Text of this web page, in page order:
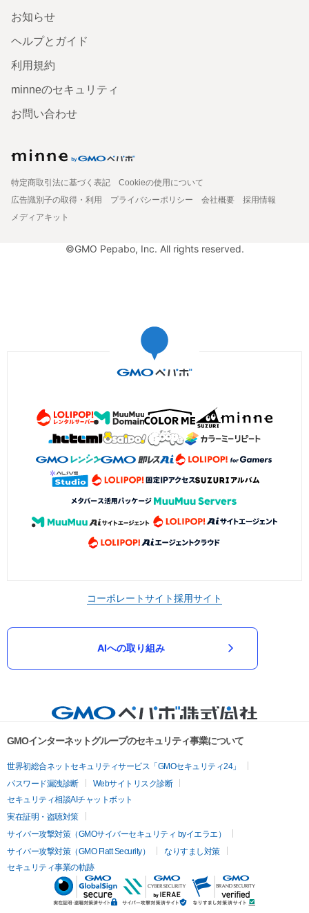
お知らせ
ヘルプとガイド
利用規約
minneのセキュリティ
お問い合わせ
特定商取引法に基づく表記
Cookieの使用について
広告識別子の取得・利用
プライバシーポリシー 会社概要
採用情報
メディアキット
©GMO Pepabo, Inc. All rights reserved.
コーポレートサイト採用サイト
AIへの取り組み
GMOインターネットグループのセキュリティ事業について
世界初総合ネットセキュリティサービス「GMOセキュリティ24」
パスワード漏洩診断
Webサイトリスク診断
セキュリティ相談AIチャットボット
実在証明・盗聴対策
サイバー攻撃対策（GMOサイバーセキュリティ byイエラエ）
サイバー攻撃対策（GMO Flatt Security）
なりすまし対策
セキュリティ事業の軌跡